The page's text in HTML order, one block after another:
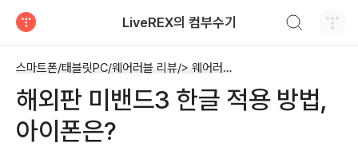
LiveREX의 컴부수기
스마트폰/태블릿PC/웨어러블 리뷰/> 웨어러블 디바이스 - 스마트워치 등
해외판 미밴드3 한글 적용 방법,
아이폰은?